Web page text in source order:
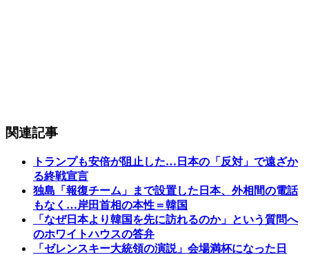
関連記事
トランプも安倍が阻止した…日本の「反対」で遠ざか
る終戦宣言
独島「報復チーム」まで設置した日本、外相間の電話
もなく…岸田首相の本性＝韓国
「なぜ日本より韓国を先に訪れるのか」という質問へ
のホワイトハウスの答弁
「ゼレンスキー大統領の演説」会場満杯になった日